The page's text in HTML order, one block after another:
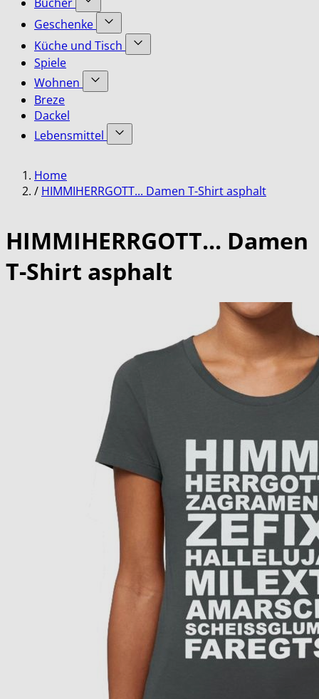
Accessoires
category
for
Bekleidung
category
Show
submenu
for
Bücher
Geschenke
Show
submenu
Küche und Tisch
Show
Spiele
Wohnen
Show
Wohnen
category
Breze
Dackel
Lebensmittel
Show
Lebensmittel
category
Home
/ HIMMIHERRGOTT... Damen T-Shirt asphalt
HIMMIHERRGOTT... Damen
T-Shirt asphalt